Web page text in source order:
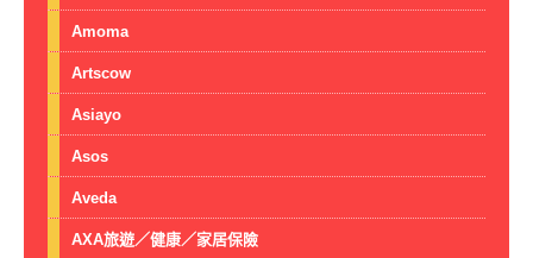
Amoma
Artscow
Asiayo
Asos
Aveda
AXA旅遊／健康／家居保險